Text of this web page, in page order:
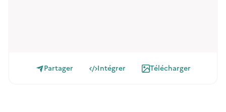
Partager Intégrer Télécharger